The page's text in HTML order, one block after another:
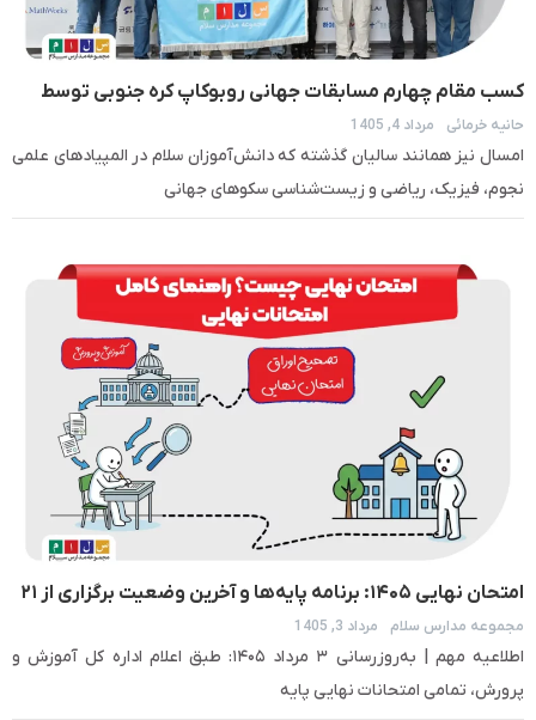
کسب مقام چهارم مسابقات جهانی روبوکاپ کره جنوبی توسط
تیم رباتیک صدر
حانیه خرمائی مرداد 4, 1405
امسال نیز همانند سالیان گذشته که دانش‌آموزان سلام در المپیادهای علمی
نجوم، فیزیک، ریاضی و زیست‌شناسی سکوهای جهانی
امتحان نهایی ۱۴۰۵: برنامه پایه‌ها و آخرین وضعیت برگزاری از ۲۱
تیر
مجموعه مدارس سلام مرداد 3, 1405
اطلاعیه مهم | به‌روزرسانی ۳ مرداد ۱۴۰۵: طبق اعلام اداره کل آموزش و
پرورش، تمامی امتحانات نهایی پایه